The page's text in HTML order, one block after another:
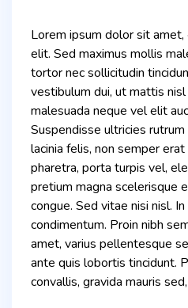
Lorem ipsum dolor sit
elit. Sed maximus mollis
tortor nec sollicitudin
vestibulum dui, ut mattis
malesuada neque vel elit
Suspendisse ultricies
lacinia felis, non semper
pharetra, porta turpis vel,
pretium magna scelerisque
congue. Sed vitae nisi nisl.
condimentum. Proin nibh
amet, varius pellentesque
ante quis lobortis tincidunt.
convallis, gravida mauris